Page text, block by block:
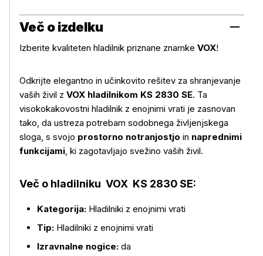
Več o izdelku
Izberite kvaliteten hladilnik priznane znamke VOX!
Odkrijte elegantno in učinkovito rešitev za shranjevanje
vaših živil z VOX hladilnikom KS 2830 SE. Ta
visokokakovostni hladilnik z enojnimi vrati je zasnovan
tako, da ustreza potrebam sodobnega življenjskega
sloga, s svojo prostorno notranjostjo in naprednimi
funkcijami, ki zagotavljajo svežino vaših živil.
Več o hladilniku VOX KS 2830 SE:
Kategorija: Hladilniki z enojnimi vrati
Tip: Hladilniki z enojnimi vrati
Izravnalne nogice: da